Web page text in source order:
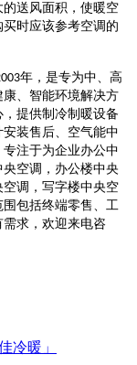
送风面积，使暖空
时应该参考空调的
年，是专为中、高
、智能环境解决方
提供制冷制暖设备
装售后、空气能中
注于为企业办公中
空调，办公楼中央
调，写字楼中央空
包括终端零售、工
需求，欢迎来电咨
冷暖」